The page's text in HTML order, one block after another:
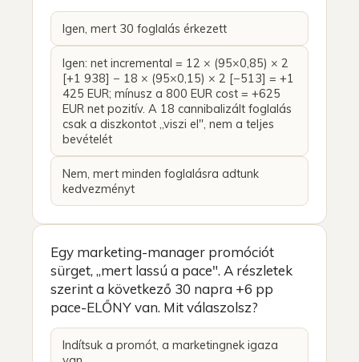
Igen, mert 30 foglalás érkezett
Igen: net incremental = 12 × (95×0,85) × 2
[+1 938] − 18 × (95×0,15) × 2 [−513] = +1
425 EUR; mínusz a 800 EUR cost = +625
EUR net pozitív. A 18 cannibalizált foglalás
csak a diszkontot „viszi el", nem a teljes
bevételét
Nem, mert minden foglalásra adtunk
kedvezményt
Egy marketing-manager promóciót
sürget, „mert lassú a pace". A részletek
szerint a következő 30 napra +6 pp
pace-ELŐNY van. Mit válaszolsz?
Indítsuk a promót, a marketingnek igaza